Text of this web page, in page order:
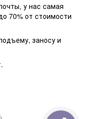
у нас самая
70% от стоимости
заносу и